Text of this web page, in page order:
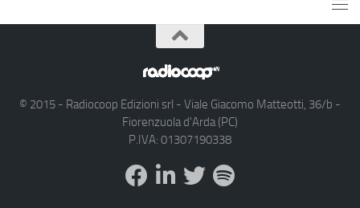
© 2015 - Radiocoop Edizioni srl - Viale Giacomo Matteotti, 36/b -
Fiorenzuola d'Arda (PC)
P.IVA: 01307190338